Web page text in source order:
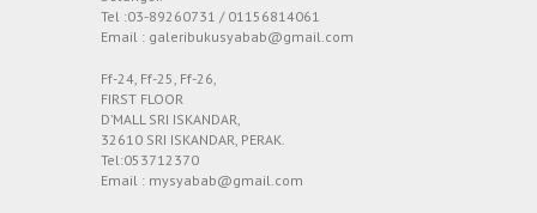
Tel :03-89260731 / 01156814061
Email : galeribukusyabab@gmail.com
Ff-24, Ff-25, Ff-26,
FIRST FLOOR
D’MALL SRI ISKANDAR,
32610 SRI ISKANDAR, PERAK.
Tel:053712370
Email : mysyabab@gmail.com